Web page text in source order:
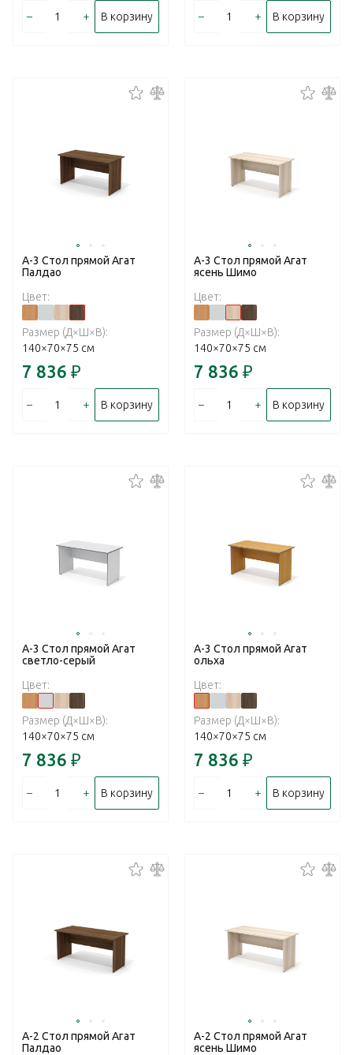
– + В корзину – + В корзину
А-3 Стол прямой Агат
Палдао
Цвет:
Размер (Д×Ш×В):
140×70×75 см
7 836 ₽
– + В корзину
А-3 Стол прямой Агат
ясень Шимо
Цвет:
Размер (Д×Ш×В):
140×70×75 см
7 836 ₽
– + В корзину
А-3 Стол прямой Агат
светло-серый
Цвет:
Размер (Д×Ш×В):
140×70×75 см
7 836 ₽
– + В корзину
А-3 Стол прямой Агат
ольха
Цвет:
Размер (Д×Ш×В):
140×70×75 см
7 836 ₽
– + В корзину
А-2 Стол прямой Агат
Палдао
А-2 Стол прямой Агат
ясень Шимо